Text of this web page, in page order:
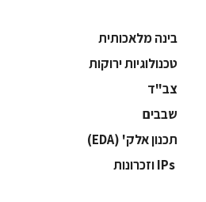
בינה מלאכותית
‫טכנולוגיות ירוקות‬
‫צב"ד‬
‫שבבים‬
‫תכנון אלק' (‪(EDA‬‬